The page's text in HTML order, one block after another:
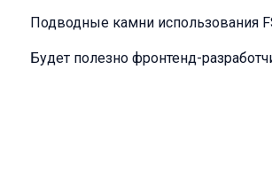
Подводные камни использования
Будет полезно фронтенд-